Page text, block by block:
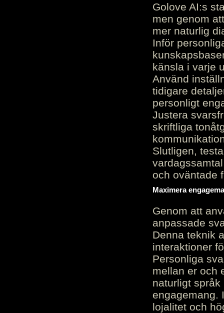
Golove AI:s
men genom
mer naturlig
Inför
känsla i varje
Använd
tidigare
personligt
Justera
skriftliga
Slutligen,
och oväntade
Maximera
Genom att
anpassade
Denna teknik
interaktioner
Personliga
mellan er och
naturligt
engagemang.
lojalitet och